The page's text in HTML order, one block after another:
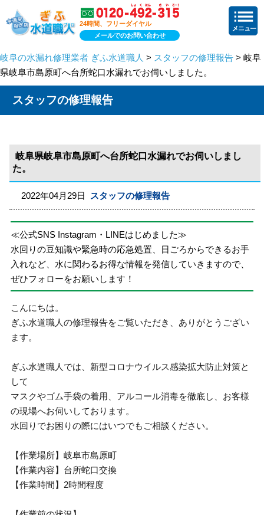
24時間、フリーダイヤル
メールでのお問い合わせ
岐阜の水漏れ修理業者 ぎふ水道職人 > スタッフの修理報告 > 岐阜
県岐阜市島原町へ台所蛇口水漏れでお伺いしました。
スタッフの修理報告
岐阜県岐阜市島原町へ台所蛇口水漏れでお伺いしまし
た。
2022年04月29日 スタッフの修理報告
≪公式SNS Instagram・LINEはじめました≫
水回りの豆知識や緊急時の応急処置、日ごろからできるお手
入れなど、水に関わるお得な情報を発信していきますので、
ぜひフォローをお願いします！
こんにちは。
ぎふ水道職人の修理報告をご覧いただき、ありがとうござい
ます。
ぎふ水道職人では、新型コロナウイルス感染拡大防止対策と
して
マスクやゴム手袋の着用、アルコール消毒を徹底し、お客様
の現場へお伺いしております。
水回りでお困りの際にはいつでもご相談ください。
【作業場所】岐阜市島原町
【作業内容】台所蛇口交換
【作業時間】2時間程度